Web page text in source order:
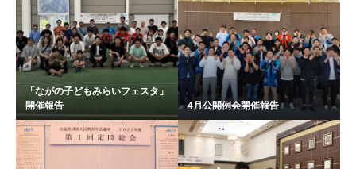
「ながの子どもみらいフェスタ」
開催報告
4月公開例会開催報告